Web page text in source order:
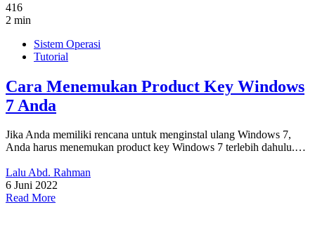
416
2 min
Sistem Operasi
Tutorial
Cara Menemukan Product Key Windows
7 Anda
Jika Anda memiliki rencana untuk menginstal ulang Windows 7,
Anda harus menemukan product key Windows 7 terlebih dahulu.…
Lalu Abd. Rahman
6 Juni 2022
Read More